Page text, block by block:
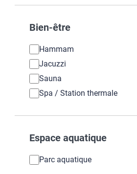
Bien-être
Hammam
Jacuzzi
Sauna
Spa / Station thermale
Espace aquatique
Parc aquatique